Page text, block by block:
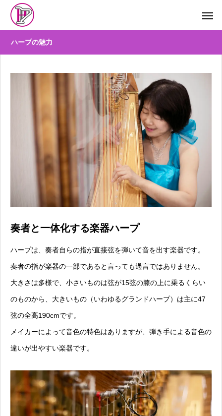
ハープの魅力
奏者と一体化する楽器ハープ
ハープは、奏者自らの指が直接弦を弾いて音を出す楽器です。
奏者の指が楽器の一部であると言っても過言ではありません。
大きさは多様で、小さいものは弦が15弦の膝の上に乗るくらい
のものから、大きいもの（いわゆるグランドハープ）は主に47
弦の全高190cmです。
メイカーによって音色の特色はありますが、弾き手による音色の
違いが出やすい楽器です。